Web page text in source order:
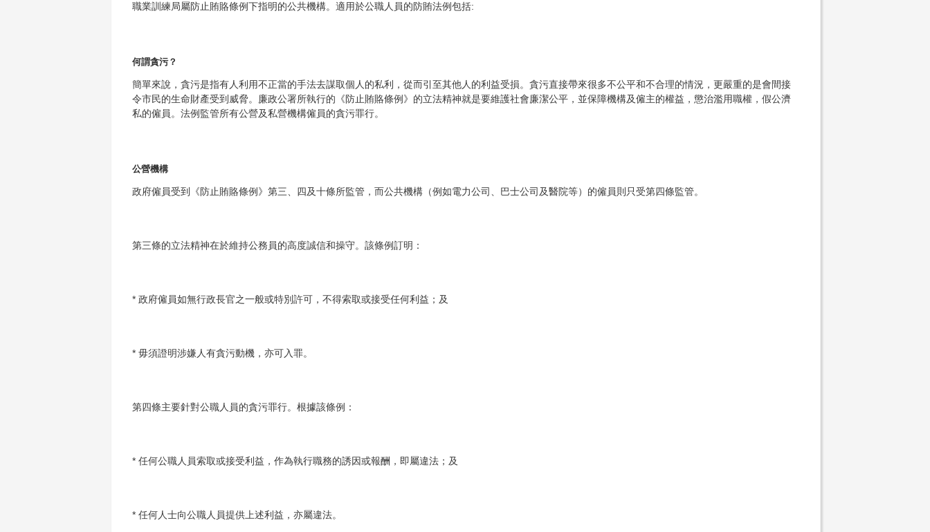
職業訓練局屬防止賄賂條例下指明的公共機構。適用於公職人員的防賄法例包括:
何謂貪污？
簡單來說，貪污是指有人利用不正當的手法去謀取個人的私利，從而引至其他人的利益受損。貪污直接帶來很多不公平和不合理的情況，更嚴重的是會間接
令市民的生命財產受到威脅。廉政公署所執行的《防止賄賂條例》的立法精神就是要維護社會廉潔公平，並保障機構及僱主的權益，懲治濫用職權，假公濟
私的僱員。法例監管所有公營及私營機構僱員的貪污罪行。
公營機構
政府僱員受到《防止賄賂條例》第三、四及十條所監管，而公共機構（例如電力公司、巴士公司及醫院等）的僱員則只受第四條監管。
第三條的立法精神在於維持公務員的高度誠信和操守。該條例訂明：
* 政府僱員如無行政長官之一般或特別許可，不得索取或接受任何利益；及
* 毋須證明涉嫌人有貪污動機，亦可入罪。
第四條主要針對公職人員的貪污罪行。根據該條例：
* 任何公職人員索取或接受利益，作為執行職務的誘因或報酬，即屬違法；及
* 任何人士向公職人員提供上述利益，亦屬違法。